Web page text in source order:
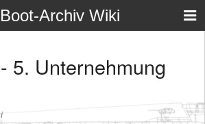
Archiv Wiki
5. Unternehmung